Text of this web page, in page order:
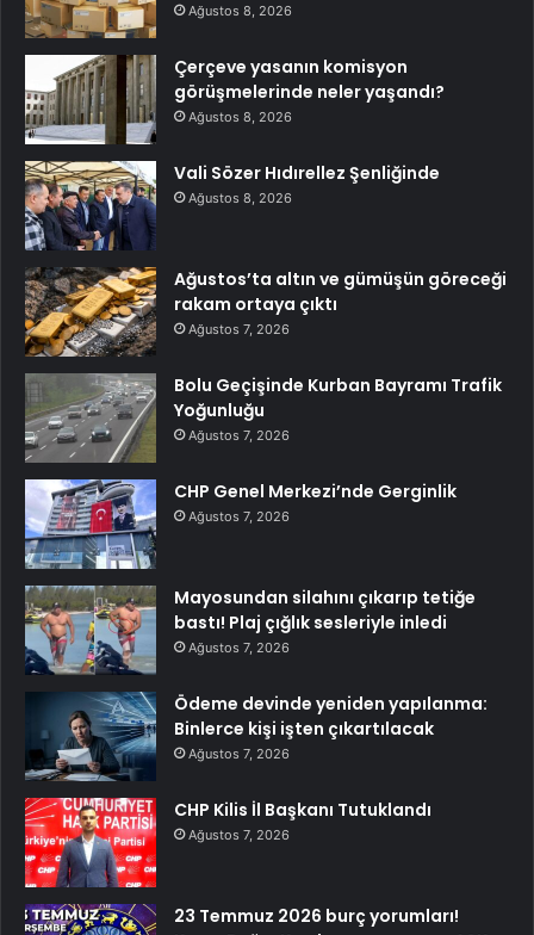
Ağustos 8, 2026
Çerçeve yasanın komisyon
görüşmelerinde neler yaşandı?
Ağustos 8, 2026
Vali Sözer Hıdırellez Şenliğinde
Ağustos 8, 2026
Ağustos’ta altın ve gümüşün göreceği
rakam ortaya çıktı
Ağustos 7, 2026
Bolu Geçişinde Kurban Bayramı Trafik
Yoğunluğu
Ağustos 7, 2026
CHP Genel Merkezi’nde Gerginlik
Ağustos 7, 2026
Mayosundan silahını çıkarıp tetiğe
bastı! Plaj çığlık sesleriyle inledi
Ağustos 7, 2026
Ödeme devinde yeniden yapılanma:
Binlerce kişi işten çıkartılacak
Ağustos 7, 2026
CHP Kilis İl Başkanı Tutuklandı
Ağustos 7, 2026
23 Temmuz 2026 burç yorumları!